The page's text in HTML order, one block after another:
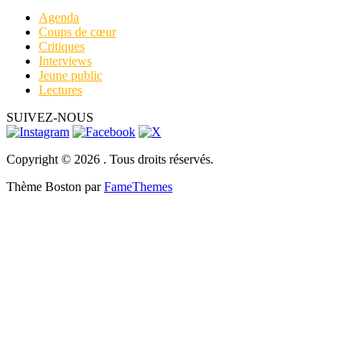
Agenda
Coups de cœur
Critiques
Interviews
Jeune public
Lectures
SUIVEZ-NOUS
Copyright © 2026 . Tous droits réservés.
Thème Boston parFameThemes